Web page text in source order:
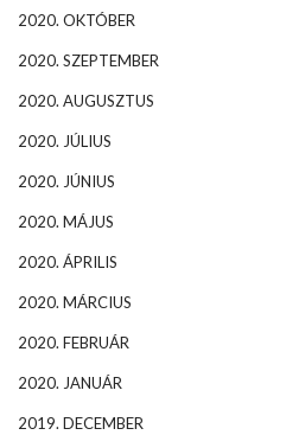
2020. OKTÓBER
2020. SZEPTEMBER
2020. AUGUSZTUS
2020. JÚLIUS
2020. JÚNIUS
2020. MÁJUS
2020. ÁPRILIS
2020. MÁRCIUS
2020. FEBRUÁR
2020. JANUÁR
2019. DECEMBER